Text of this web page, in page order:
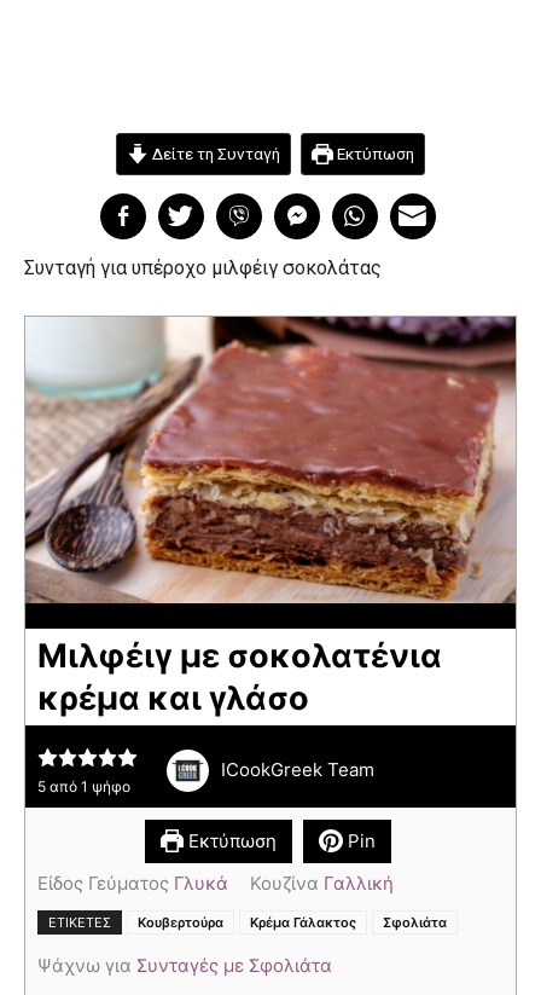
Δείτε τη Συνταγή Εκτύπωση
Συνταγή για υπέροχο μιλφέιγ σοκολάτας
Μιλφέιγ με σοκολατένια
κρέμα και γλάσο
5 από 1 ψήφο
ICookGreek Team
Εκτύπωση
Pin
Είδος Γεύματος Γλυκά Κουζίνα Γαλλική
ΕΤΙΚΈΤΕΣ Κουβερτούρα Κρέμα Γάλακτος Σφολιάτα
Ψάχνω για Συνταγές με Σφολιάτα